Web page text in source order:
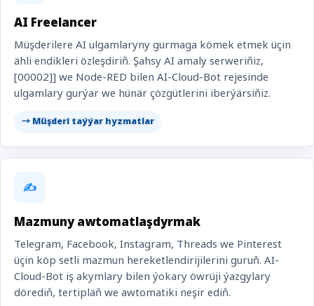
AI Freelancer
Müşderilere AI ulgamlaryny gurmaga kömek etmek üçin
ähli endikleri özleşdiriň. Şahsy AI amaly serweriňiz,
[00002]] we Node-RED bilen AI-Cloud-Bot rejesinde
ulgamlary gurýar we hünär çözgütlerini iberýärsiňiz.
→ Müşderi taýýar hyzmatlar
✍️
Mazmuny awtomatlaşdyrmak
Telegram, Facebook, Instagram, Threads we Pinterest
üçin köp setli mazmun hereketlendirijilerini guruň. AI-
Cloud-Bot iş akymlary bilen ýokary öwrüji ýazgylary
dörediň, tertipläň we awtomatiki neşir ediň.